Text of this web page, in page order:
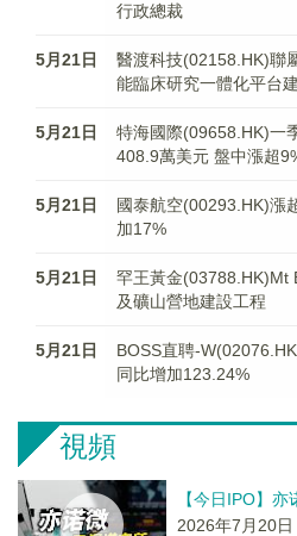
行政總裁
5月21日
醫渡科技(02158.HK)聯
能臨床研究一體化平台
5月21日
特海國際(09658.HK)一
408.9萬美元 盤中漲超
5月21日
國泰航空(00293.HK)漲
加17%
5月21日
罕王黃金(03788.HK)Mt
及礦山營地建設工程
5月21日
BOSS直聘-
同比增加123.24%
視頻
【今日IPO】
2026年7月20